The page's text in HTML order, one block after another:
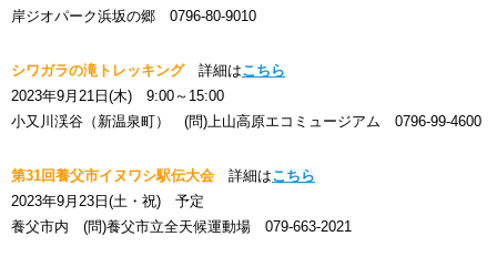
岸ジオパーク浜坂の郷 0796-80-9010
シワガラの滝トレッキング詳細はこちら
2023年9月21日(木) 9:00～15:00
小又川渓谷（新温泉町） (問)上山高原エコミュージアム 0796-99-4600
第31回養父市イヌワシ駅伝大会 詳細はこちら
2023年9月23日(土・祝) 予定
養父市内 (問)養父市立全天候運動場 079-663-2021